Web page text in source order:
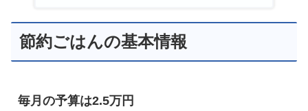
節約ごはんの基本情報
毎月の予算は2.5万円